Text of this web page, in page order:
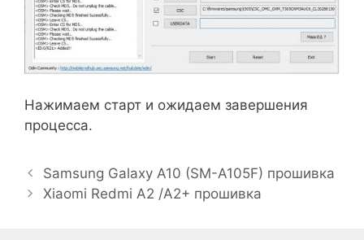
Нажимаем старт и ожидаем завершения
процесса.
Навигация
записи
Samsung Galaxy A10 (SM-A105F) прошивка
Xiaomi Redmi A2 /A2+ прошивка